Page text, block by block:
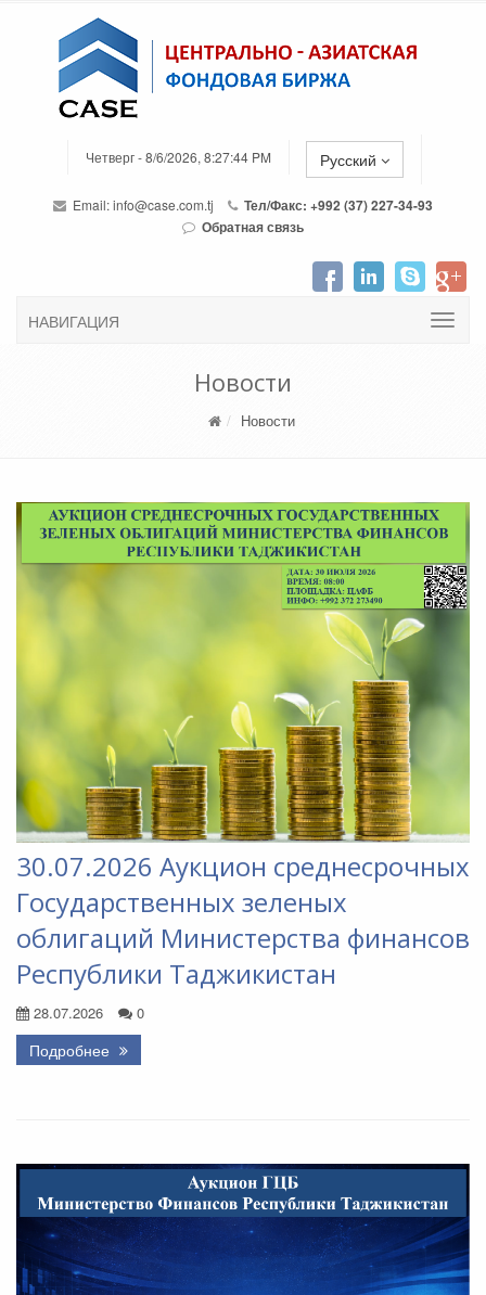
Четверг - 8/6/2026, 8:27:44 PM Русский
Email:info@case.com.tj
Тел/Факс: +992 (37) 227-34-93
Обратная связь
НАВИГАЦИЯ
Новости
Новости
30.07.2026 Аукцион среднесрочных
Государственных зеленых
облигаций Министерства финансов
Республики Таджикистан
28.07.2026 0
Подробнее